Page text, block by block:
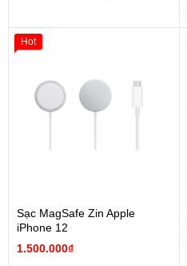
Sạc MagSafe Zin Apple
iPhone 12
1.500.000₫
Hot